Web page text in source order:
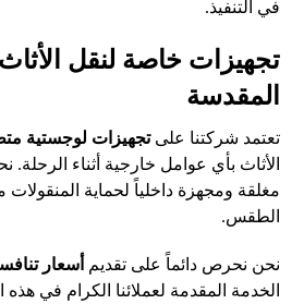
في التنفيذ.
تجهيزات خاصة لنقل
المقدسة
تعتمد شركتنا علىتجهيزات لوجستية
الأثاث بأي عوامل خارجية أثناء
مغلقة ومجهزة داخلياً لحماية
الطقس.
نحن نحرص دائماً على تقديم أسعار
الخدمة المقدمة لعملائنا الكرام في